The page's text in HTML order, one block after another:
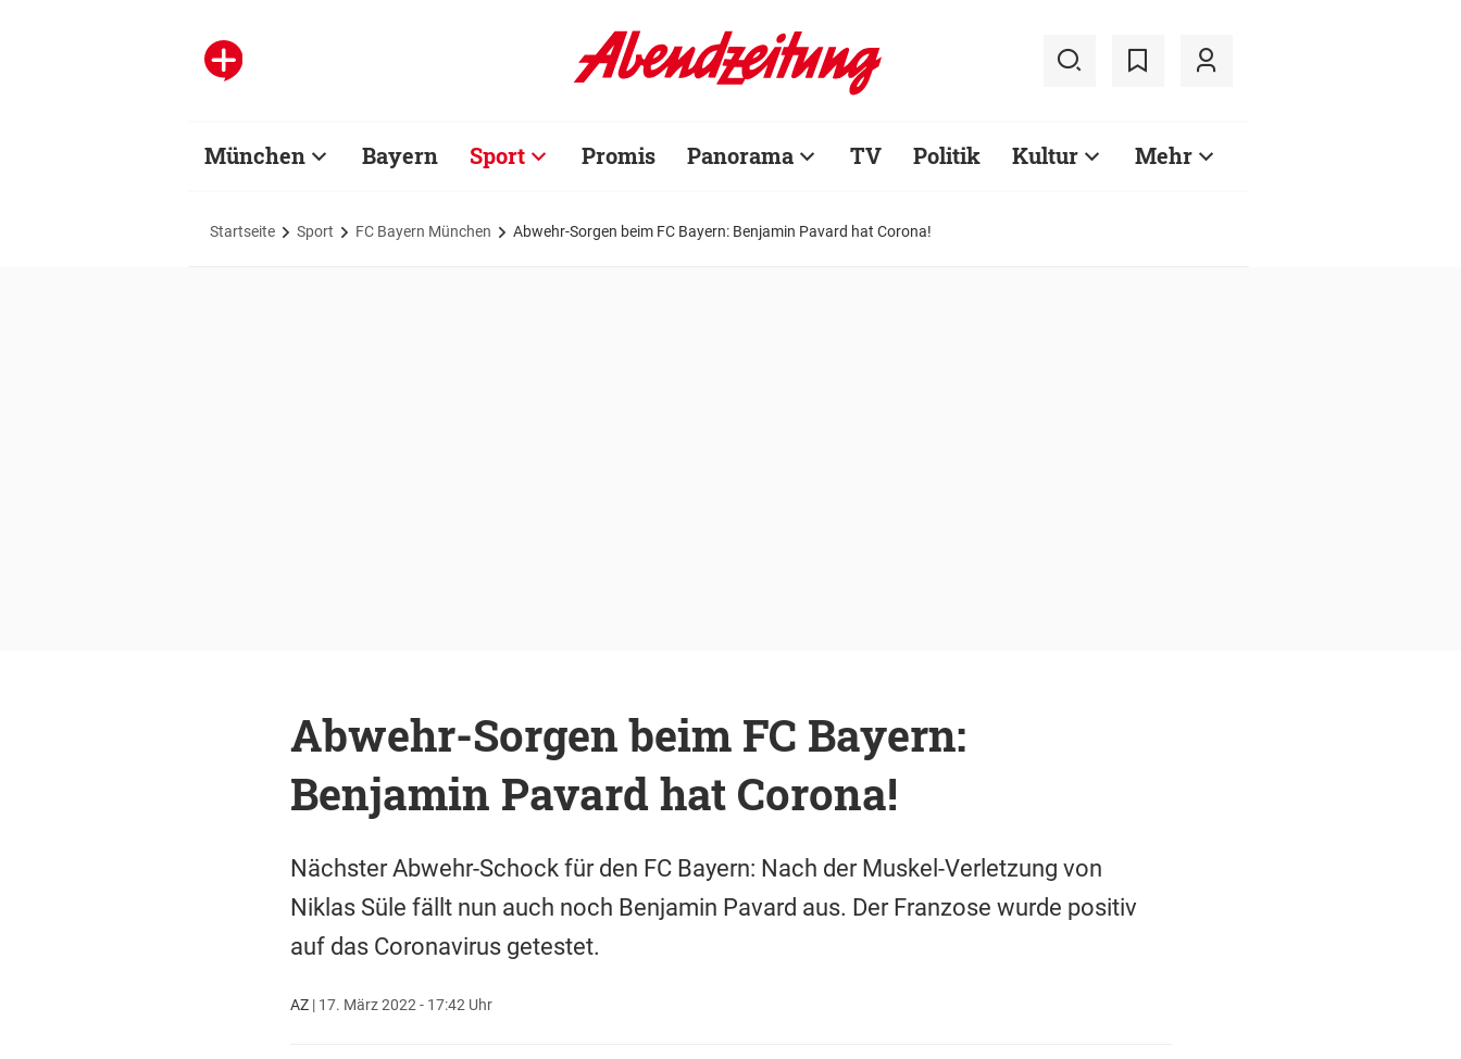
München Bayern Sport Promis Panorama TV Politik Kultur Mehr
Startseite Sport FC Bayern München Abwehr-Sorgen beim FC Bayern: Benjamin Pavard hat Corona!
Abwehr-Sorgen beim FC Bayern:
Benjamin Pavard hat Corona!
Nächster Abwehr-Schock für den FC Bayern: Nach der Muskel-Verletzung von
Niklas Süle fällt nun auch noch Benjamin Pavard aus. Der Franzose wurde positiv
auf das Coronavirus getestet.
AZ| 17. März 2022 - 17:42 Uhr